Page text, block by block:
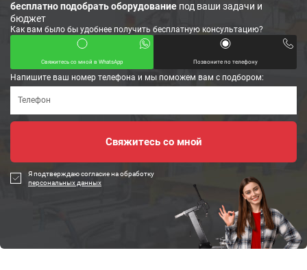
бесплатно подобрать оборудование под ваши задачи и
бюджет
Как вам было бы удобнее получить бесплатную консультацию?
Свяжитесь со мной в WhatsApp Позвоните по телефону
Напишите ваш номер телефона и мы поможем вам с подбором:
Я подтверждаю согласие на обработку
персональных данных